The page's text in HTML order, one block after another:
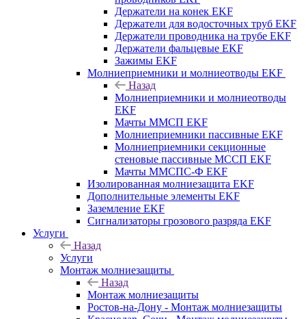
Держатели на конек EKF
Держатели для водосточных труб EKF
Держатели проводника на трубе EKF
Держатели фальцевые EKF
Зажимы EKF
Молниеприемники и молниеотводы EKF
Назад
Молниеприемники и молниеотводы
EKF
Мачты ММСП EKF
Молниеприемники пассивные EKF
Молниеприемники секционные
стеновые пассивные МССП EKF
Мачты ММСПС-Ф EKF
Изолированная молниезащита EKF
Дополнительные элементы EKF
Заземление EKF
Сигнализаторы грозового разряда EKF
Услуги
Назад
Услуги
Монтаж молниезащиты
Назад
Монтаж молниезащиты
Ростов-на-Дону - Монтаж молниезащиты